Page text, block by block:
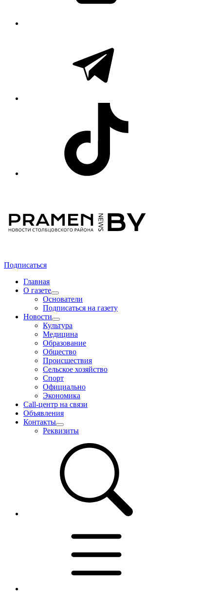
Подписаться
Главная
О газете
Основатели
Подписаться на газету
Новости
Культура
Медицина
Образование
Общество
Происшествия
Сельское хозяйство
Спорт
Официально
Экономика
Call-центр на связи
Объявления
Контакты
Реквизиты